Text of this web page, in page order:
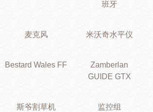
班牙
麦克风 米沃奇水平仪
Bestard Wales FF
Zamberlan
GUIDE GTX
斯爷割草机 监控组